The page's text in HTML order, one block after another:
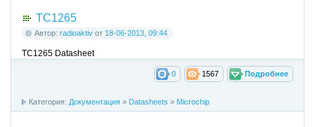
TC1265
Автор: radioaktiv от 18-06-2013, 09:44
TC1265 Datasheet
Подробнее
1567
0
Категория: Документация » Datasheets » Microchip